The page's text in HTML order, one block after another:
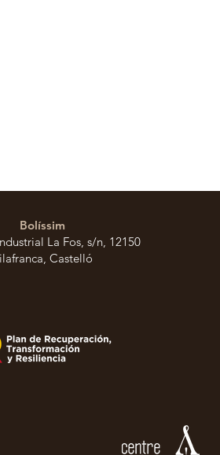
Bolíssim
La Fos, s/n, 12150
Castelló